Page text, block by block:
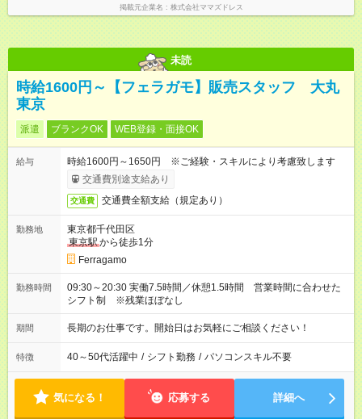
掲載元企業名 株式会社ママズドレス
未読
時給1600円～【フェラガモ】販売スタッフ 大丸
東京
派遣 ブランクOK WEB登録・面接OK
給与
時給1600円～1650円 ※ご経験・スキルにより考慮致します
交通費別途支給あり
交通費 交通費全額支給（規定あり）
勤務地
東京都千代田区
東京駅から徒歩1分
Ferragamo
勤務時間
09:30～20:30 実働7.5時間／休憩1.5時間 営業時間に合わせた
シフト制 ※残業ほぼなし
期間 長期のお仕事です。開始日はお気軽にご相談ください！
特徴 40～50代活躍中 / シフト勤務 / パソコンスキル不要
気になる！ 応募する 詳細へ